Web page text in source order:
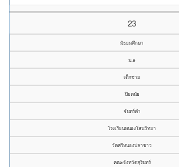
23
มัธยมศึกษา
ม.๑
เด็กชาย
ปิยดนัย
จันทร์ดำ
โรงเรียนหนองโสนวิทยา
วัดศรีหนองปลาขาว
คณะจังหวัดสุรินทร์